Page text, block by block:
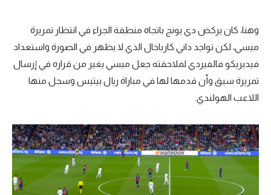
وهنا، كان يركض دي يونج باتجاه منطقة الجزاء في انتظار تمريرة
ميسي، لكن تواجد داني كارباخال الذي لا يظهر في الصورة واستعداد
فيديريكو فالفيردي لملاحقته جعل ميسي يغير من قراره في إرسال
تمريرة سبق وأن قدمها لها في مباراة ريال بيتيس وسجل منها
اللاعب الهولندي.